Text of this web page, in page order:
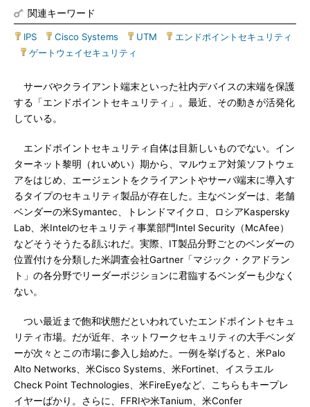
関連キーワード
IPS Cisco Systems UTM
エンドポイントセキュリティ
ゲートウェイセキュリティ
サーバやクライアント端末といった社内デバイスの末端を保護
する「エンドポイントセキュリティ」。最近、その動きが活発化
している。
エンドポイントセキュリティ自体は目新しいものでない。イン
ターネット黎明（れいめい）期から、マルウェア対策ソフトウェ
アをはじめ、エージェントをクライアントやサーバ端末に導入す
るタイプのセキュリティ製品が存在した。主なベンダーは、老舗
ベンダーの米Symantec、トレンドマイクロ、ロシアKaspersky
Lab、米Intelのセキュリティ事業部門Intel Security（McAfee）
などそうそうたる顔ぶれだ。実際、IT製品分野ごとのベンダーの
位置付けを分類した米調査会社Gartner「マジック・クアドラン
ト」の各分野でリーダーポジションに君臨するベンダーも少なく
ない。
つい最近まで飽和状態だといわれていたエンドポイントセキュ
リティ市場。だが近年、ネットワークセキュリティの大手ベンダ
ーが次々とこの市場に参入し始めた。一例を挙げると、米Palo
Alto Networks、米Cisco Systems、米Fortinet、イスラエル
Check Point Technologies、米FireEyeなど、こちらもキープレ
イヤーばかり。さらに、FFRIや米Tanium、米Confer